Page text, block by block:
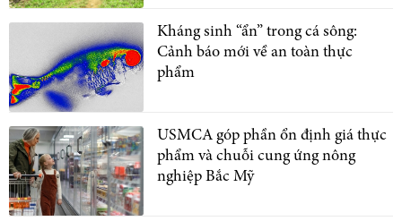
Kháng sinh “ẩn” trong cá sông:
Cảnh báo mới về an toàn thực
phẩm
USMCA góp phần ổn định giá thực
phẩm và chuỗi cung ứng nông
nghiệp Bắc Mỹ